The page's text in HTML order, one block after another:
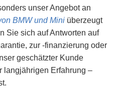
unser Angebot an
BMW und Mini überzeugt
Sie sich auf Antworten auf
zur -finanzierung oder
geschätzter Kunde
langjährigen Erfahrung –